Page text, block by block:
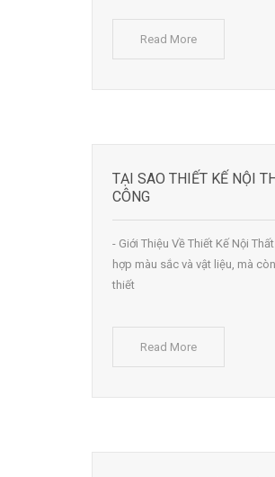
Read More
TẠI SAO THIẾT KẾ NỘI
CÔNG
- Giới Thiệu Về Thiết Kế Nội
hợp màu sắc và vật liệu, mà
thiết
Read More